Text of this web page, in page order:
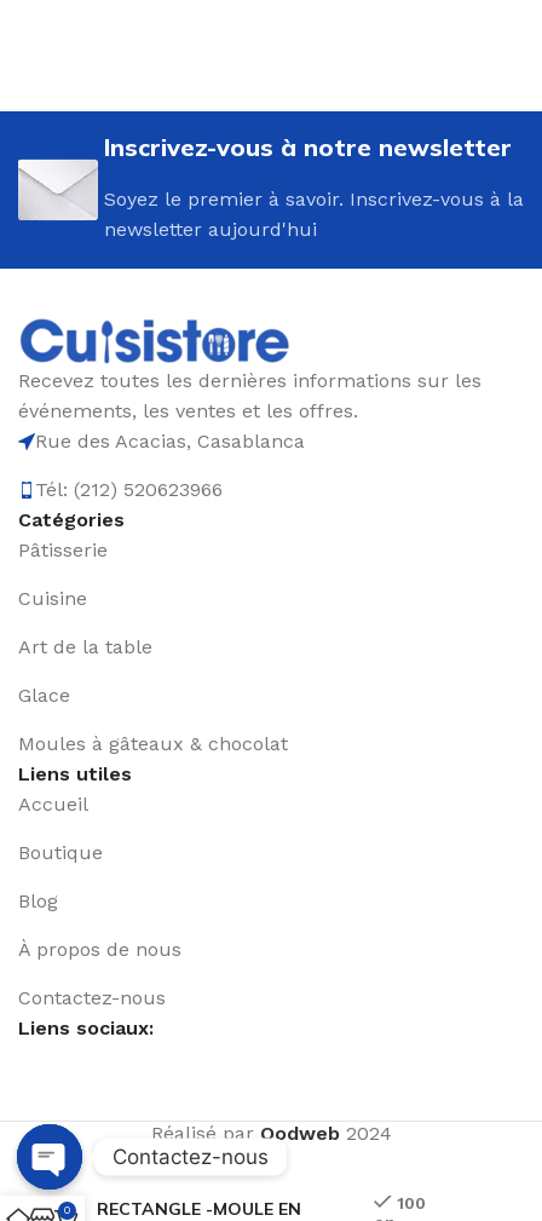
Inscrivez-vous à notre newsletter
Soyez le premier à savoir. Inscrivez-vous à la
newsletter aujourd'hui
Recevez toutes les dernières informations sur les
événements, les ventes et les offres.
Rue des Acacias, Casablanca
Tél: (212) 520623966
Catégories
Pâtisserie
Cuisine
Art de la table
Glace
Moules à gâteaux & chocolat
Liens utiles
Accueil
Boutique
Blog
À propos de nous
Contactez-nous
Liens sociaux:
Réalisé par Qodweb2024
RECTANGLE -MOULE EN
100
0
Contactez-nous
Open